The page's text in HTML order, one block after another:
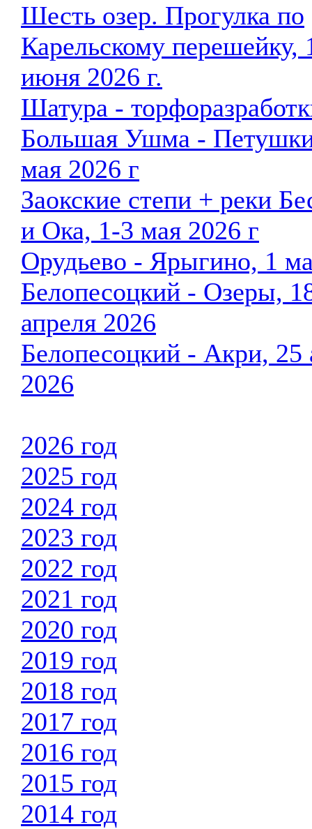
Шесть озер. Прогулка по
Карельскому перешейку,
июня 2026 г.
Шатура -
Большая Ушма -
мая 2026 г
Заокские степи + реки
и Ока, 1-3 мая 2026 г
Орудьево - Ярыгино, 1
Белопесоцкий - Озеры,
апреля 2026
Белопесоцкий - Акри, 25
2026
2026 год
2025 год
2024 год
2023 год
2022 год
2021 год
2020 год
2019 год
2018 год
2017 год
2016 год
2015 год
2014 год